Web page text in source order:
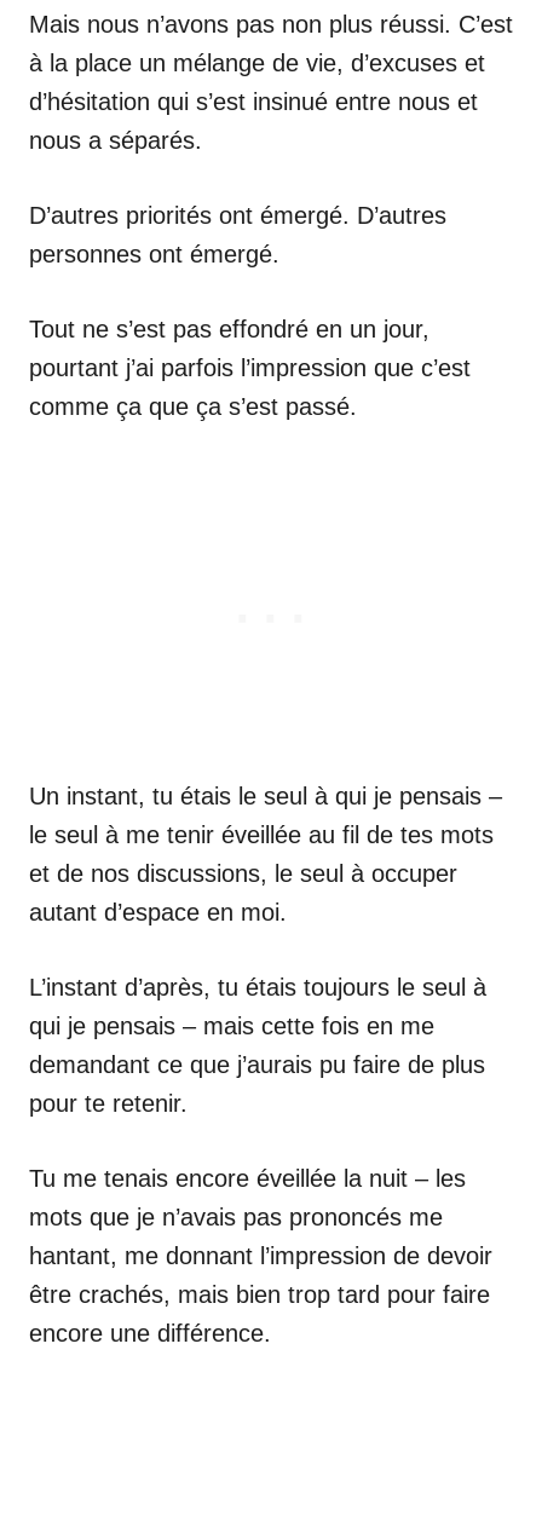
Mais nous n’avons pas non plus réussi. C’est
à la place un mélange de vie, d’excuses et
d’hésitation qui s’est insinué entre nous et
nous a séparés.
D’autres priorités ont émergé. D’autres
personnes ont émergé.
Tout ne s’est pas effondré en un jour,
pourtant j’ai parfois l’impression que c’est
comme ça que ça s’est passé.
Un instant, tu étais le seul à qui je pensais –
le seul à me tenir éveillée au fil de tes mots
et de nos discussions, le seul à occuper
autant d’espace en moi.
L’instant d’après, tu étais toujours le seul à
qui je pensais – mais cette fois en me
demandant ce que j’aurais pu faire de plus
pour te retenir.
Tu me tenais encore éveillée la nuit – les
mots que je n’avais pas prononcés me
hantant, me donnant l’impression de devoir
être crachés, mais bien trop tard pour faire
encore une différence.